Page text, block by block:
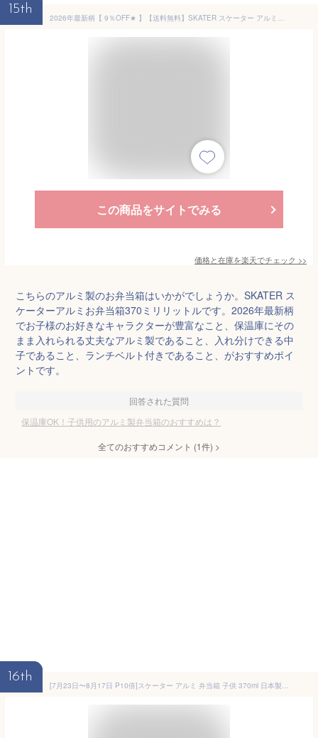
15th
2026年最新柄【 9％OFF★ 】【送料無料】SKATER スケーター アルミお弁当箱 お弁当箱 370ml 新柄 アルミ お弁当箱 幼稚園 アルミ 保温庫OK 保温庫対応 お弁当箱 小学生 男の子 女の子 キッズ お弁当箱 可愛い おしゃれ 軽量 子供用 遠足 ピクニック 小物 入園 入学 準備
この商品をサイトでみる
価格と在庫を楽天でチェック >>
こちらのアルミ製のお弁当箱はいかがでしょうか。SKATER ス
ケーターアルミお弁当箱370ミリリットルです。2026年最新柄
でお子様のお好きなキャラクターが豊富なこと、保温庫にその
まま入れられる丈夫なアルミ製であること、入れ分けできる中
子であること、ランチベルト付きであること、がおすすめポイ
ントです。
回答された質問
保温庫OK！子供用のアルミ製弁当箱のおすすめは？
全てのおすすめコメント (1件) >
16th
[7月23日〜8月17日 P10倍]スケーター アルミ 弁当箱 子供 370ml 日本製 ランチベルト 付き 保温庫対応 女の子 skater ALB5NV サンリオ【キャラクター アルミランチボックス キッズ お弁当箱 お弁当 入園 中子付 子ども かわいい】